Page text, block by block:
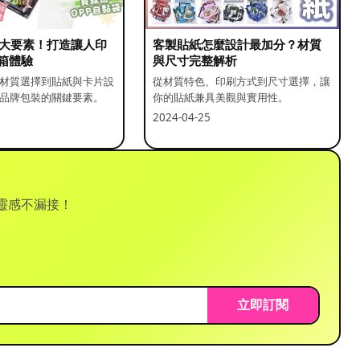
要素！打造讓人印
體驗
質選擇到貼紙與卡片設
牌包裝的關鍵要素。
客製貼紙怎麼設計最加分？材質
與尺寸完整解析
從材質特色、印刷方式到尺寸選擇，讓
你的貼紙兼具美觀與實用性。
2024-04-25
不漏接！
立即訂閱